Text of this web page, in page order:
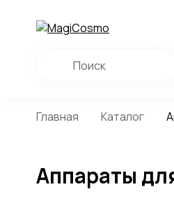
Главная Каталог
Аппараты